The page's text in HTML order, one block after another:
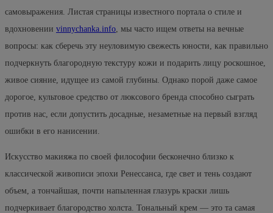
самовыражения. Листая страницы известного портала о стиле и
вдохновении vinnychanka.info, мы часто ищем ответы на вечные
вопросы: как сберечь эту неуловимую свежесть юности, как правильно
подчеркнуть благородную текстуру кожи и подарить лицу роскошное,
живое сияние, идущее из самой глубины. Однако порой даже самое
дорогое, культовое средство от люксового бренда способно сыграть
против нас, если допустить досадные, незаметные на первый взгляд
ошибки в его нанисении.
Искусство макияжа по своей философии бесконечно близко к
классической живописи эпохи Ренессанса, где свет и тень создают
объем, а тончайшая, почти напыленная глазурь краски лишь
подчеркивает благородство холста. Тональный крем — это та самая